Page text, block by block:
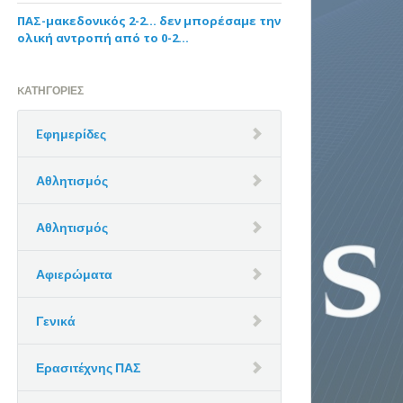
ΠΑΣ-μακεδονικός 2-2… δεν μπορέσαμε την
ολική αντροπή από το 0-2…
KΑΤΗΓΟΡΊΕΣ
Eφημερίδες
Αθλητισμός
Αθλητισμός
Αφιερώματα
Γενικά
Ερασιτέχνης ΠΑΣ